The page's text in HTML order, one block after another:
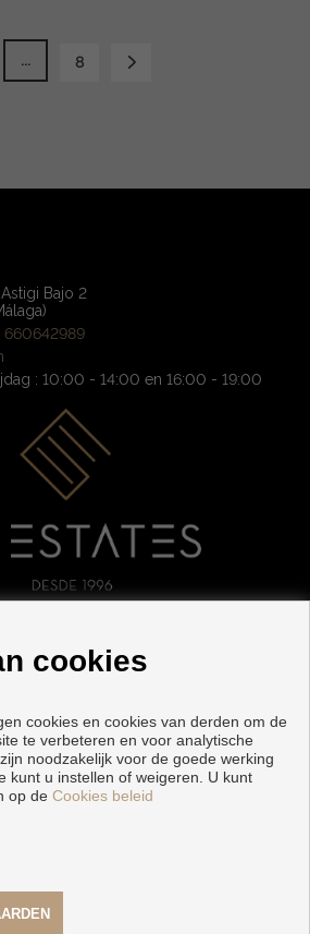
... 8
Bajo 2
660642989
: 10:00 - 14:00 en 16:00 - 19:00
cookies
cookies en cookies van derden om de
te verbeteren en voor analytische
noodzakelijk voor de goede werking
kunt u instellen of weigeren. U kunt
op de Cookies beleid